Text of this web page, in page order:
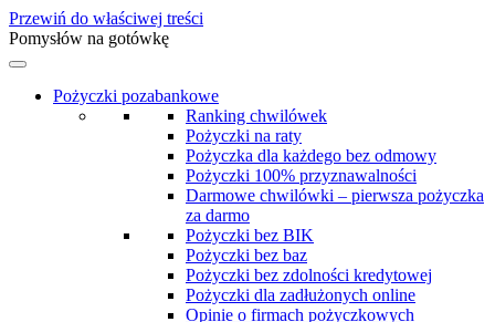
Przewiń do właściwej treści
Pomysłów na gotówkę
Pożyczki pozabankowe
Ranking chwilówek
Pożyczki na raty
Pożyczka dla każdego bez odmowy
Pożyczki 100% przyznawalności
Darmowe chwilówki – pierwsza pożyczka
za darmo
Pożyczki bez BIK
Pożyczki bez baz
Pożyczki bez zdolności kredytowej
Pożyczki dla zadłużonych online
Opinie o firmach pożyczkowych